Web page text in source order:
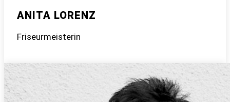
ANITA LORENZ
Friseurmeisterin